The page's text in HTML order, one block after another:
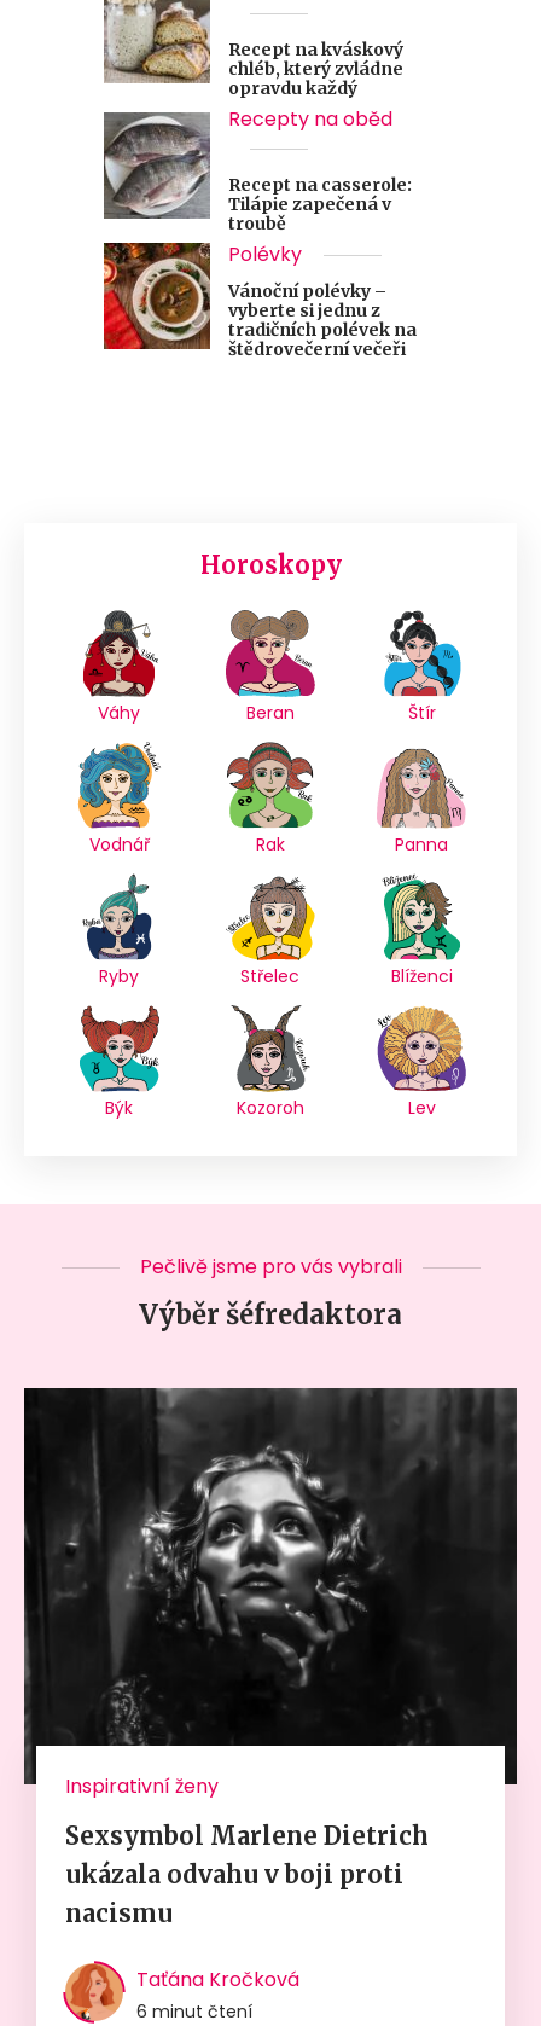
Recept na kváskový
chléb, který zvládne
opravdu každý
Recepty na oběd
Recept na casserole:
Tilápie zapečená v
troubě
Polévky
Vánoční polévky –
vyberte si jednu z
tradičních polévek na
štědrovečerní večeři
Horoskopy
Váhy Beran Štír
Vodnář Rak Panna
Ryby Střelec Blíženci
Býk Kozoroh Lev
Pečlivě jsme pro vás vybrali
Výběr šéfredaktora
Inspirativní ženy
Sexsymbol Marlene Dietrich
ukázala odvahu v boji proti
nacismu
Taťána Kročková
6 minut čtení